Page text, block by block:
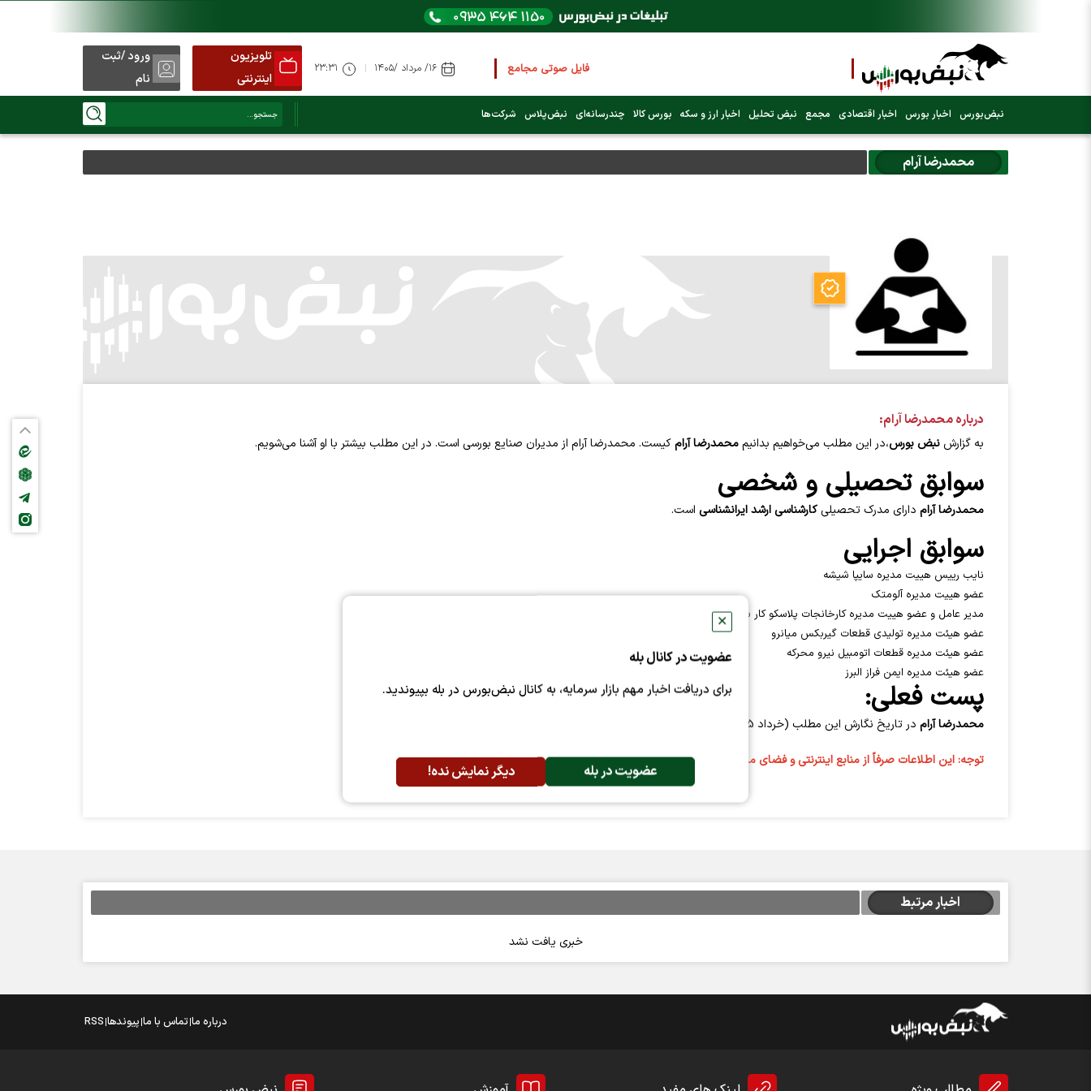
فایل صوتی مجامع و کنفرانس هارا از اینجا گوش کنید
عرضه اولیه بعدی کدام نماد است؟ (کلیک کنید)
فوری:پرداخت وام 200 میلیونی بورس از روز شنبه ۹ خرداد ۱۴۰۵
تلویزیون
اینترنتی
ورود /ثبت
نام
نبض‌بورس اخبار بورس اخبار اقتصادی مجمع نبض تحلیل اخبار ارز و سکه بورس کالا چندرسانه‌ای نبض‌پلاس شرکت‌ها
✕
عضویت در کانال بله
برای دریافت اخبار مهم بازار سرمایه، به کانال نبض‌بورس در بله بپیوندید.
عضویت در بله دیگر نمایش نده!
محمدرضا آرام
درباره محمدرضا آرام:
به گزارش نبض بورس،در این مطلب می‌خواهیم بدانیممحمدرضا آرامکیست. محمدرضا آرام از مدیران صنایع بورسی است. در این مطلب بیشتر با او آشنا می‌شویم.
سوابق تحصیلی و شخصی
محمدرضا آرام دارای مدرک تحصیلی کارشناسی ارشد ایرانشناسی است.
سوابق اجرایی
نایب رییس هییت مدیره سایپا شیشه
عضو هییت مدیره آلومتک
مدیر عامل و عضو هییت مدیره کارخانجات پلاسکو کار سایپا
عضو هیئت مدیره تولیدی قطعات گیربکس میانرو
عضو هیئت مدیره قطعات اتومبیل نیرو محرکه
عضو هیئت مدیره ایمن فراز البرز
پست فعلی:
محمدرضا آرام در تاریخ نگارش این مطلب (خرداد 1405)،
توجه: این اطلاعات صرفاً از منابع اینترنتی و فضای مجازی جمع‌آوری شده‌اند.
اخبار مرتبط
خبری یافت نشد
درباره ما تماس با ما پیوندها RSS